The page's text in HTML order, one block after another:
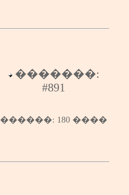
�������:
#891
������: 180 ����